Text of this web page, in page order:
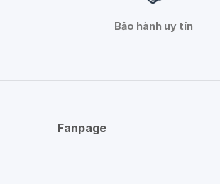
Bảo hành uy tín
Fanpage